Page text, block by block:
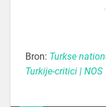
Bron: Turkse
Turkije-critici | NOS